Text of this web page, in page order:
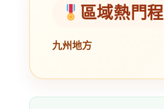
區域熱門
九州地方